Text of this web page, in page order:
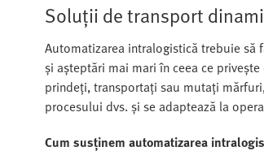
Soluții de transport
Automatizarea intralogistică trebuie să
și așteptări mai mari în ceea ce
prindeți, transportați sau mutați
procesului dvs. și se adaptează la
Cum susținem automatizarea